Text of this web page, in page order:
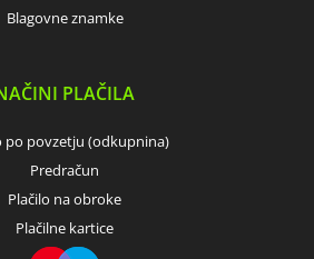
Blagovne znamke
PLAČILA
po povzetju (odkupnina)
Predračun
Plačilo na obroke
Plačilne kartice